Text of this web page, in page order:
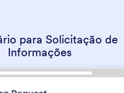
para Solicitação de
Informações